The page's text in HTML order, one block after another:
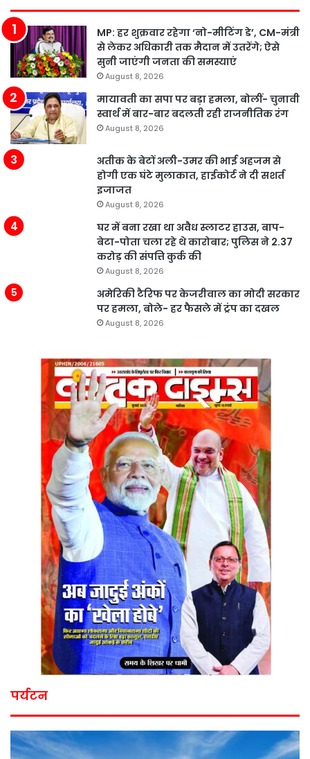
MP: हर शुक्रवार रहेगा ‘नो-मीटिंग डे’, CM-मंत्री
से लेकर अधिकारी तक मैदान में उतरेंगे; ऐसे
सुनी जाएंगी जनता की समस्याएं
August 8, 2026
मायावती का सपा पर बड़ा हमला, बोलीं- चुनावी
स्वार्थ में बार-बार बदलती रही राजनीतिक रंग
August 8, 2026
अतीक के बेटों अली-उमर की भाई अहजम से
होगी एक घंटे मुलाकात, हाईकोर्ट ने दी सशर्त
इजाजत
August 8, 2026
घर में बना रखा था अवैध स्लाटर हाउस, बाप-
बेटा-पोता चला रहे थे कारोबार; पुलिस ने 2.37
करोड़ की संपत्ति कुर्क की
August 8, 2026
अमेरिकी टैरिफ पर केजरीवाल का मोदी सरकार
पर हमला, बोले- हर फैसले में ट्रंप का दखल
August 8, 2026
पर्यटन